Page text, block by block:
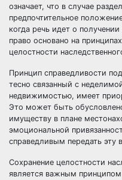
означает, что в случае
предпочтительное
когда речь идет о
право основано на
целостности
Принцип справедливости
тесно связанный с
недвижимостью, имеет
Это может быть
имуществу в плане
эмоциональной
справедливым передать эту
Сохранение целостности
является важным